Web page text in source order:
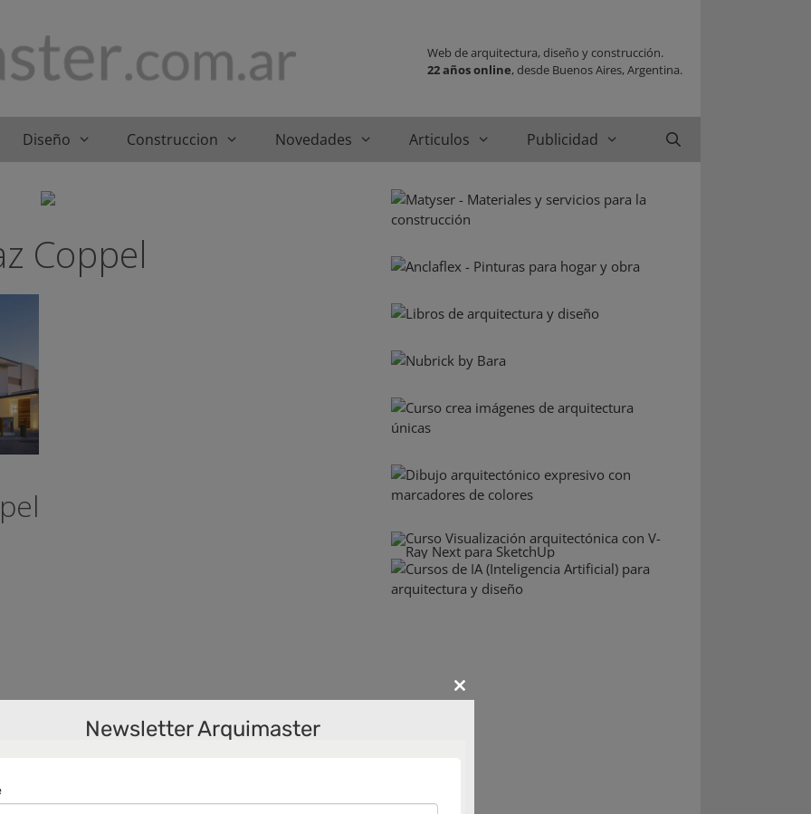
Web de arquitectura, diseño y construcción.
22 años online, desde Buenos Aires, Argentina.
Diseño Construccion Novedades Articulos Publicidad
Coppel
Close
Newsletter Arquimaster